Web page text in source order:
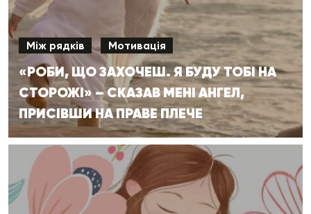
Між рядків Мотивація
«РОБИ, ЩО ЗАХОЧЕШ. Я БУДУ ТОБІ НА
СТОРОЖІ» – СКАЗАВ МЕНІ АНГЕЛ,
ПРИСІВШИ НА ПРАВЕ ПЛЕЧЕ